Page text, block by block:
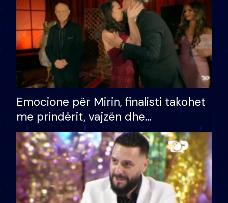
Emocione për Mirin, finalisti takohet
me prindërit, vajzën dhe
bashkëshorten: S’kemi ndonjë letër
divorci apo jo?